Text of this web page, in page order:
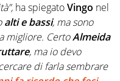
ha spiegatoVingo nel
alti e bassi, ma sono
migliore. CertoAlmeida
, ma io devo
di farla sembrare